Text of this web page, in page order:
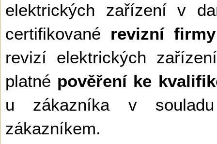
elektrických zařízení v
certifikované revizní firmy
revizí elektrických
platné pověření ke
u zákazníka v
zákazníkem.